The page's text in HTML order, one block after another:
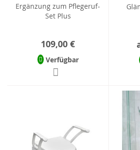
Ergänzung zum Pflegeruf-
Set Plus
109,00 €
Verfügbar